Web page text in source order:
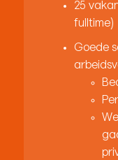
25
fulltime)
Goede